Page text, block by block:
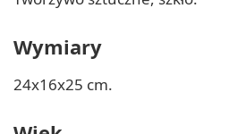
Wymiary
24x16x25 cm.